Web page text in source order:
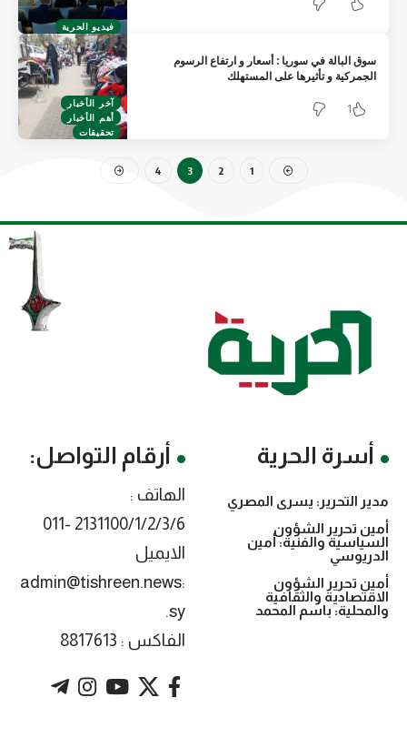
فيديو الحرية
آخر الأخبار
أهم الأخبار
تحقيقات
سوق البالة في سوريا : أسعار و ارتفاع الرسوم
الجمركية و تأثيرها على المستهلك
1
1
2
3
4
أسرة الحرية
مدير التحرير: يسرى المصري
أمين تحرير الشؤون
السياسية والفنية: أمين
الدريوسي
أمين تحرير الشؤون
الاقتصادية والثقافية
والمحلية: باسم المحمد
أرقام التواصل:
الهاتف :
2131100/1/2/3/6 -011
الايميل
:admin@tishreen.news
.sy
الفاكس : 8817613